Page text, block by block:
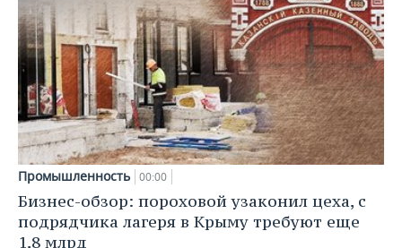
Промышленность 00:00
Бизнес-обзор: пороховой узаконил цеха, с
подрядчика лагеря в Крыму требуют еще
1,8 млрд